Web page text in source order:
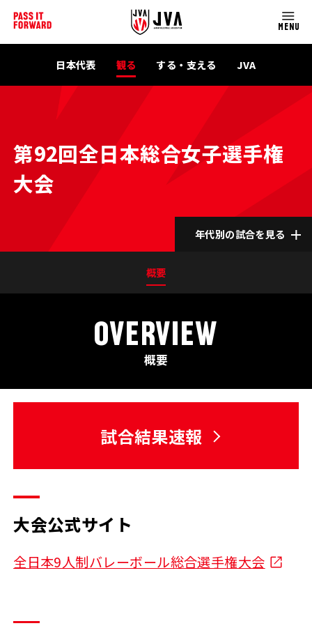
MENU
日本代表 観る する・支える JVA
第92回全日本総合女子選手権
大会
年代別の試合を見る
概要
OVERVIEW
概要
試合結果速報
大会公式サイト
全日本9人制バレーボール総合選手権大会